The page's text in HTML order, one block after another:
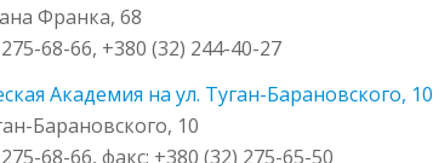
Франка, 68
68-66, +380 (32) 244-40-27
Академия на ул. Туган-Барановского, 10
Барановского, 10
68-66, факс: +380 (32) 275-65-50